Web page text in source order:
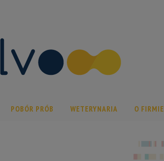
POBÓR PRÓB WETERYNARIA O FIRMIE